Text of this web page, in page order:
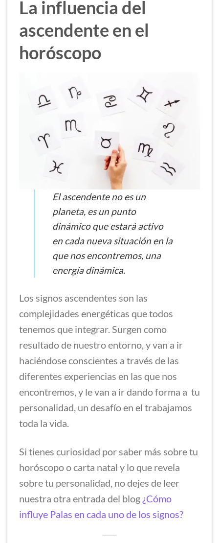
La influencia del
ascendente en el
horóscopo
El ascendente no es un
planeta, es un punto
dinámico que estará activo
en cada nueva situación en la
que nos encontremos, una
energía dinámica.
Los signos ascendentes son las
complejidades energéticas que todos
tenemos que integrar. Surgen como
resultado de nuestro entorno, y van a ir
haciéndose conscientes a través de las
diferentes experiencias en las que nos
encontremos, y le van a ir dando forma a tu
personalidad, un desafío en el trabajamos
toda la vida.
Si tienes curiosidad por saber más sobre tu
horóscopo o carta natal y lo que revela
sobre tu personalidad, no dejes de leer
nuestra otra entrada del blog¿Cómo
influye Palas en cada uno de los signos?